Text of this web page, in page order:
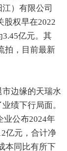
）有限公司
股权早在2022
亿元。其
拍，目前最新
边缘的天瑞水
绩下行局面。
业公布2024年
亿元，合计净
本同比有所下